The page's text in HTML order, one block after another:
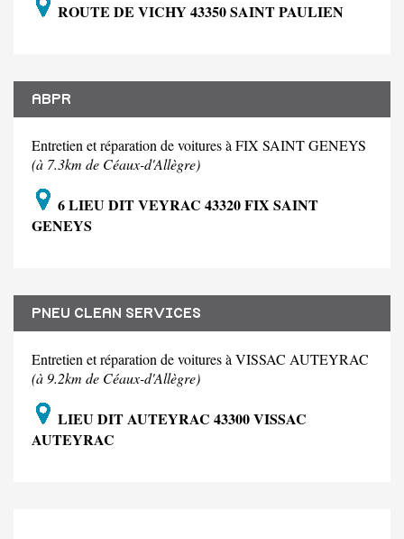
ROUTE DE VICHY 43350 SAINT PAULIEN
ABPR
Entretien et réparation de voitures à FIX SAINT GENEYS
(à 7.3km de Céaux-d'Allègre)
6 LIEU DIT VEYRAC 43320 FIX SAINT
GENEYS
PNEU CLEAN SERVICES
Entretien et réparation de voitures à VISSAC AUTEYRAC
(à 9.2km de Céaux-d'Allègre)
LIEU DIT AUTEYRAC 43300 VISSAC
AUTEYRAC